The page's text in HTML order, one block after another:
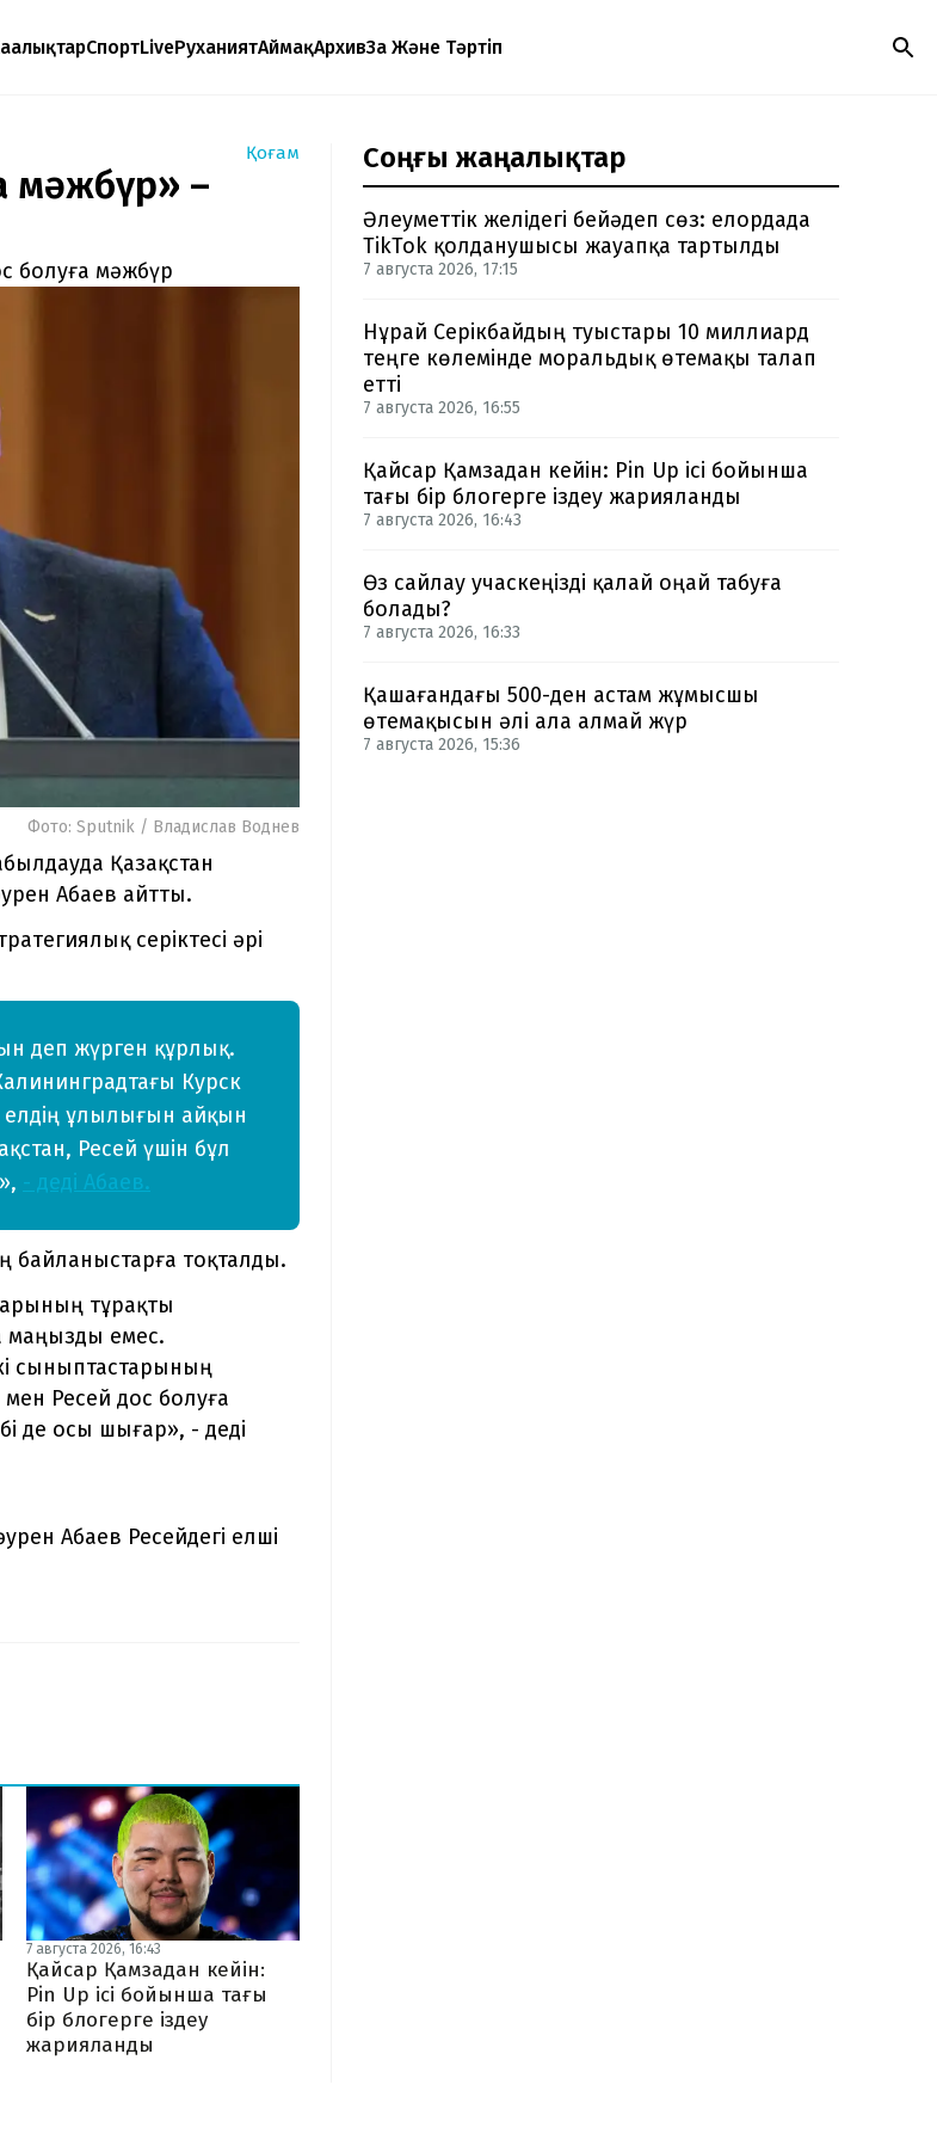
СпортLiveРуханиятАймақАрхивЗаң Және Тәртіп
Қоғам
мәжбүр» –
болуға мәжбүр
Фото: Sputnik / Владислав Воднев
Қазақстан
Абаев айтты.
серіктесі әрі
деп жүрген құрлық.
Курск
ұлылығын айқын
Ресей үшін бұл
- деді Абаев.
байланыстарға тоқталды.
тұрақты
маңызды емес.
сыныптастарының
Ресей дос болуға
де осы шығар», - деді
Абаев Ресейдегі елші
7 августа 2026, 16:43
Қайсар Қамзадан кейін:
Pin Up ісі бойынша тағы
бір блогерге іздеу
жарияланды
Соңғы жаңалықтар
Әлеуметтік желідегі бейәдеп сөз: елордада
TikTok қолданушысы жауапқа тартылды
7 августа 2026, 17:15
Нұрай Серікбайдың туыстары 10 миллиард
теңге көлемінде моральдық өтемақы талап
етті
7 августа 2026, 16:55
Қайсар Қамзадан кейін: Pin Up ісі бойынша
тағы бір блогерге іздеу жарияланды
7 августа 2026, 16:43
Өз сайлау учаскеңізді қалай оңай табуға
болады?
7 августа 2026, 16:33
Қашағандағы 500-ден астам жұмысшы
өтемақысын әлі ала алмай жүр
7 августа 2026, 15:36